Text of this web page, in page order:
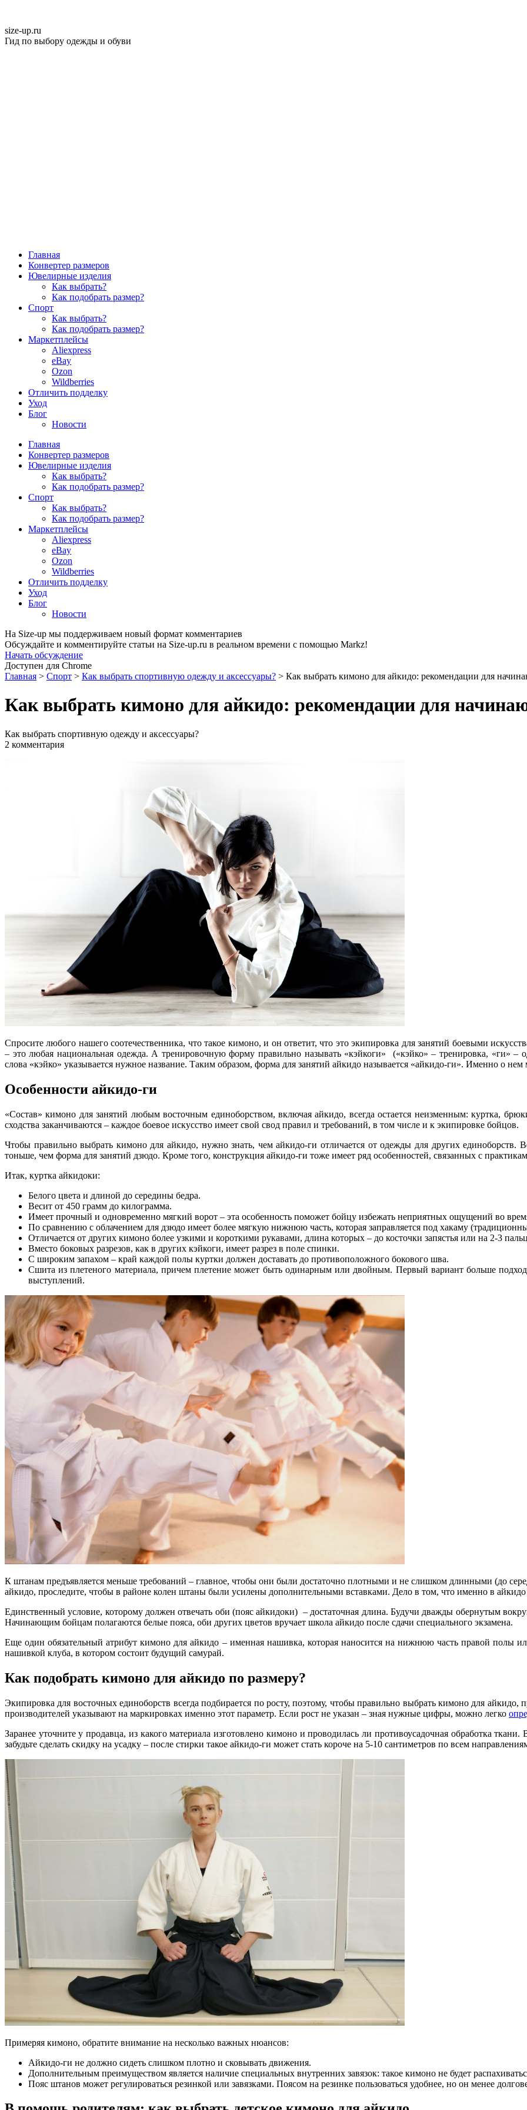
size-up.ru
Гид по выбору одежды и обуви
Главная
Конвертер размеров
Ювелирные изделия
Как выбрать?
Как подобрать размер?
Спорт
Как выбрать?
Как подобрать размер?
Маркетплейсы
Aliexpress
eBay
Ozon
Wildberries
Отличить подделку
Уход
Блог
Новости
Главная
Конвертер размеров
Ювелирные изделия
Как выбрать?
Как подобрать размер?
Спорт
Как выбрать?
Как подобрать размер?
Маркетплейсы
Aliexpress
eBay
Ozon
Wildberries
Отличить подделку
Уход
Блог
Новости
На Size-up мы поддерживаем новый формат комментариев
Обсуждайте и комментируйте статьи на Size-up.ru в реальном времени с помощью Markz!
Начать обсуждение
Доступен для Chrome
Главная > Спорт > Как выбрать спортивную одежду и аксессуары? > Как выбрать кимоно для айкидо: рекомендации для
Как выбрать кимоно для айкидо: рекомендации для
Как выбрать спортивную одежду и аксессуары?
2 комментария
Спросите любого нашего соотечественника, что такое кимоно, и он ответит, что это экипировка для занятий боевыми
– это любая национальная одежда. А тренировочную форму правильно называть «кэйкоги» («кэйко» – тренировка, «ги» –
слова «кэйко» указывается нужное название. Таким образом, форма для занятий айкидо называется «айкидо-ги». Именно о нем
Особенности айкидо-ги
«Состав» кимоно для занятий любым восточным единоборством, включая айкидо, всегда остается неизменным: куртка,
сходства заканчиваются – каждое боевое искусство имеет свой свод правил и требований, в том числе и к экипировке бойцов.
Чтобы правильновыбрать кимоно для айкидо, нужно знать, чем айкидо-ги отличается от одежды для других единоборств.
тоньше, чем форма для занятий дзюдо. Кроме того, конструкция айкидо-ги тоже имеет ряд особенностей, связанных с
Итак, куртка айкидоки:
Белого цвета и длиной до середины бедра.
Весит от 450 грамм до килограмма.
Имеет прочный и одновременно мягкий ворот – эта особенность поможет бойцу избежать неприятных ощущений во
По сравнению с облачением для дзюдо имеет более мягкую нижнюю часть, которая заправляется под хакаму
Отличается от других кимоно более узкими и короткими рукавами, длина которых – до косточки запястья или на 2-3
Вместо боковых разрезов, как в других кэйкоги, имеет разрез в поле спинки.
С широким запахом – край каждой полы куртки должен доставать до противоположного бокового шва.
Сшита из плетеного материала, причем плетение может быть одинарным или двойным. Первый вариант больше
выступлений.
К штанам предъявляется меньше требований – главное, чтобы они были достаточно плотными и не слишком длинными (до
айкидо, проследите, чтобы в районе колен штаны были усилены дополнительными вставками. Дело в том, что именно в
Единственный условие, которому должен отвечать оби (пояс айкидоки) – достаточная длина. Будучи дважды обернутым
Начинающим бойцам полагаются белые пояса, оби других цветов вручает школа айкидо после сдачи специального экзамена.
Еще один обязательный атрибут кимоно для айкидо – именная нашивка, которая наносится на нижнюю часть правой полы
нашивкой клуба, в котором состоит будущий самурай.
Как подобрать кимоно для айкидо по размеру?
Экипировка для восточных единоборств всегда подбирается по росту, поэтому, чтобы правильно выбрать кимоно для айкидо,
производителей указывают на маркировках именно этот параметр. Если рост не указан – зная нужные цифры, можно легко
Заранее уточните у продавца, из какого материала изготовлено кимоно и проводилась ли противоусадочная обработка
забудьте сделать скидку на усадку – после стирки такое айкидо-ги может стать короче на 5-10 сантиметров по всем
Примеряя кимоно, обратите внимание на несколько важных нюансов:
Айкидо-ги не должно сидеть слишком плотно и сковывать движения.
Дополнительным преимуществом является наличие специальных внутренних завязок: такое кимоно не будет
Пояс штанов может регулироваться резинкой или завязками. Поясом на резинке пользоваться удобнее, но он менее